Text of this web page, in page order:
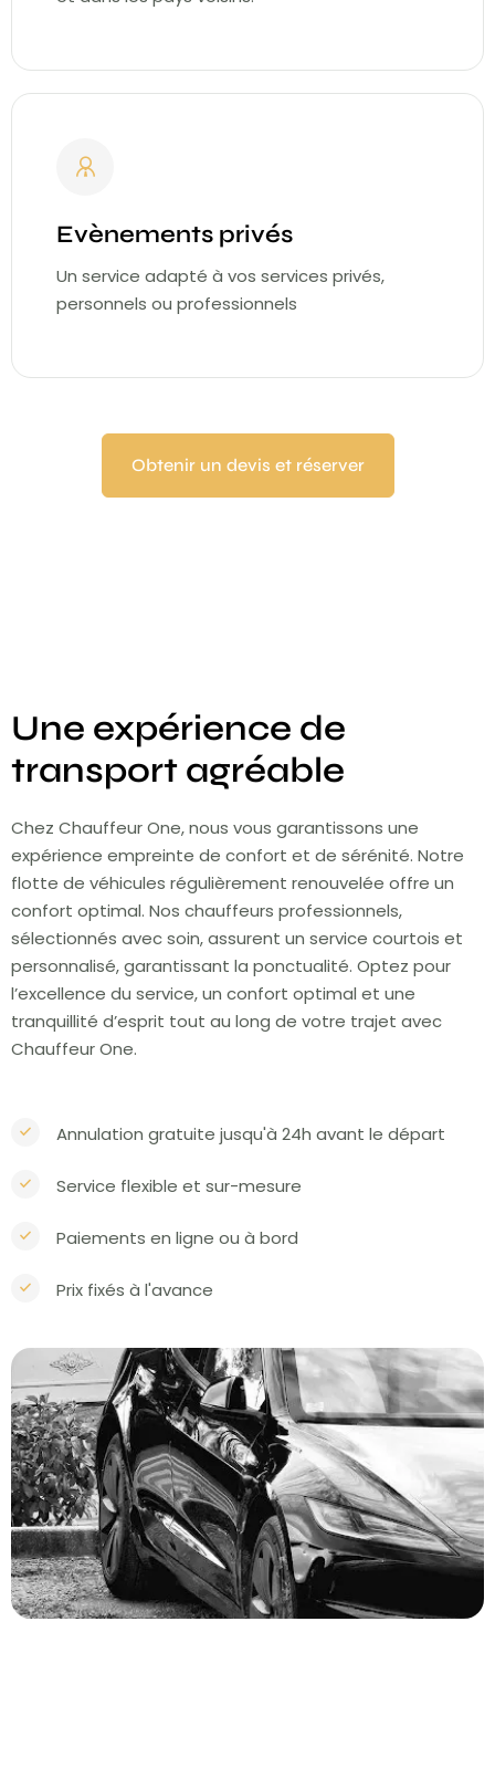
Evènements privés
Un service adapté à vos services privés,
personnels ou professionnels
Obtenir un devis et réserver
Une expérience de
transport agréable
Chez Chauffeur One, nous vous garantissons une
expérience empreinte de confort et de sérénité. Notre
flotte de véhicules régulièrement renouvelée offre un
confort optimal. Nos chauffeurs professionnels,
sélectionnés avec soin, assurent un service courtois et
personnalisé, garantissant la ponctualité. Optez pour
l’excellence du service, un confort optimal et une
tranquillité d’esprit tout au long de votre trajet avec
Chauffeur One.
Annulation gratuite jusqu'à 24h avant le départ
Service flexible et sur-mesure
Paiements en ligne ou à bord
Prix fixés à l'avance